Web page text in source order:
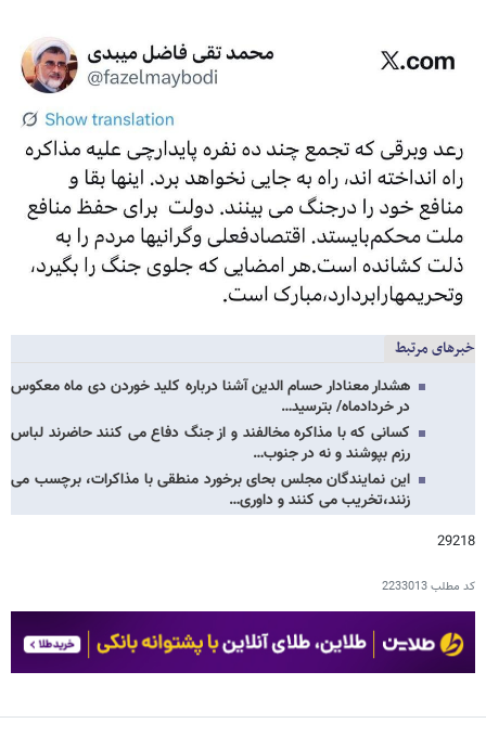
خبرهای مرتبط
هشدار معنادار حسام الدین آشنا درباره کلید خوردن دی ماه معکوس
در خردادماه/ بترسید…
کسانی که با مذاکره مخالفند و از جنگ دفاع می کنند حاضرند لباس
رزم بپوشند و نه در جنوب…
این نمایندگان مجلس بحای برخورد منطقی با مذاکرات، برچسب می
زنند،تخریب می کنند و داوری…
29218
کد مطلب2233013